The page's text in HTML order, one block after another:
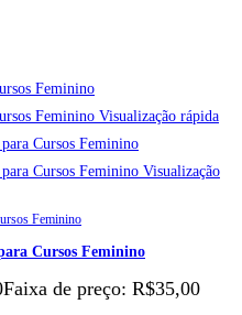
Visualização rápida
Visualização
Feminino
Cursos Feminino
Faixa de preço: R$35,00